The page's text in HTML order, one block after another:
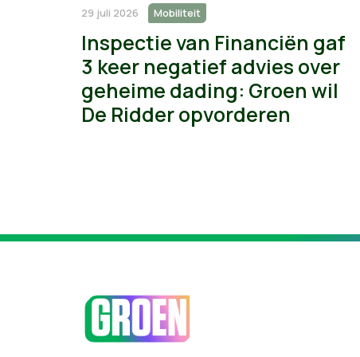
29 juli 2026 Mobiliteit
Inspectie van Financiën gaf
3 keer negatief advies over
geheime dading: Groen wil
De Ridder opvorderen